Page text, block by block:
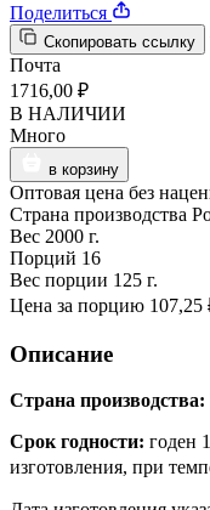
Поделиться
Скопировать ссылку
Почта
1716,00 ₽
В НАЛИЧИИ
Много
в корзину
Оптовая цена без
Страна производства
Вес 2000 г.
Порций 16
Вес порции 125 г.
Цена за порцию 107,25
Описание
Страна производства:
Срок годности: годен
изготовления, при